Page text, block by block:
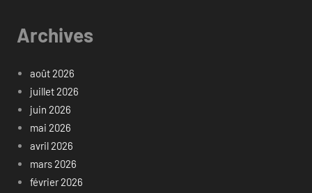
Archives
août 2026
juillet 2026
juin 2026
mai 2026
avril 2026
mars 2026
février 2026